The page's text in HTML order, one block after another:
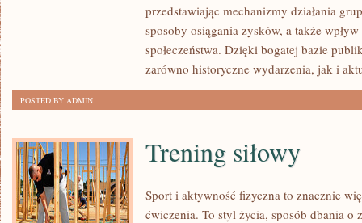
przedstawiając mechanizmy działania
sposoby osiągania zysków, a także
społeczeństwa. Dzięki bogatej bazie
zarówno historyczne wydarzenia, jak i
POSTED BY ADMIN
Trening siłowy
Sport i aktywność fizyczna to znacznie
ćwiczenia. To styl życia, sposób dbania o